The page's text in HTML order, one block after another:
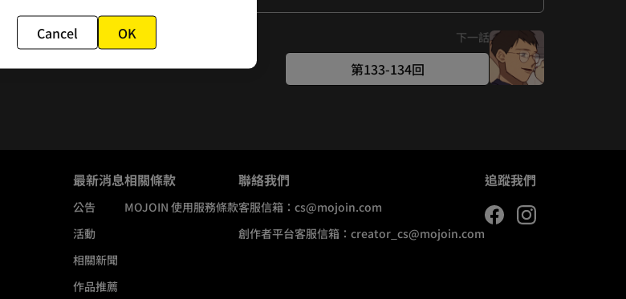
下一話
第133-134回
最新消息
公告
活動
相關新聞
作品推薦
相關條款
MOJOIN 使用服務條款
聯絡我們
客服信箱： cs@mojoin.com
創作者平台客服信箱： creator_cs@mojoin.com
追蹤我們
Cancel OK